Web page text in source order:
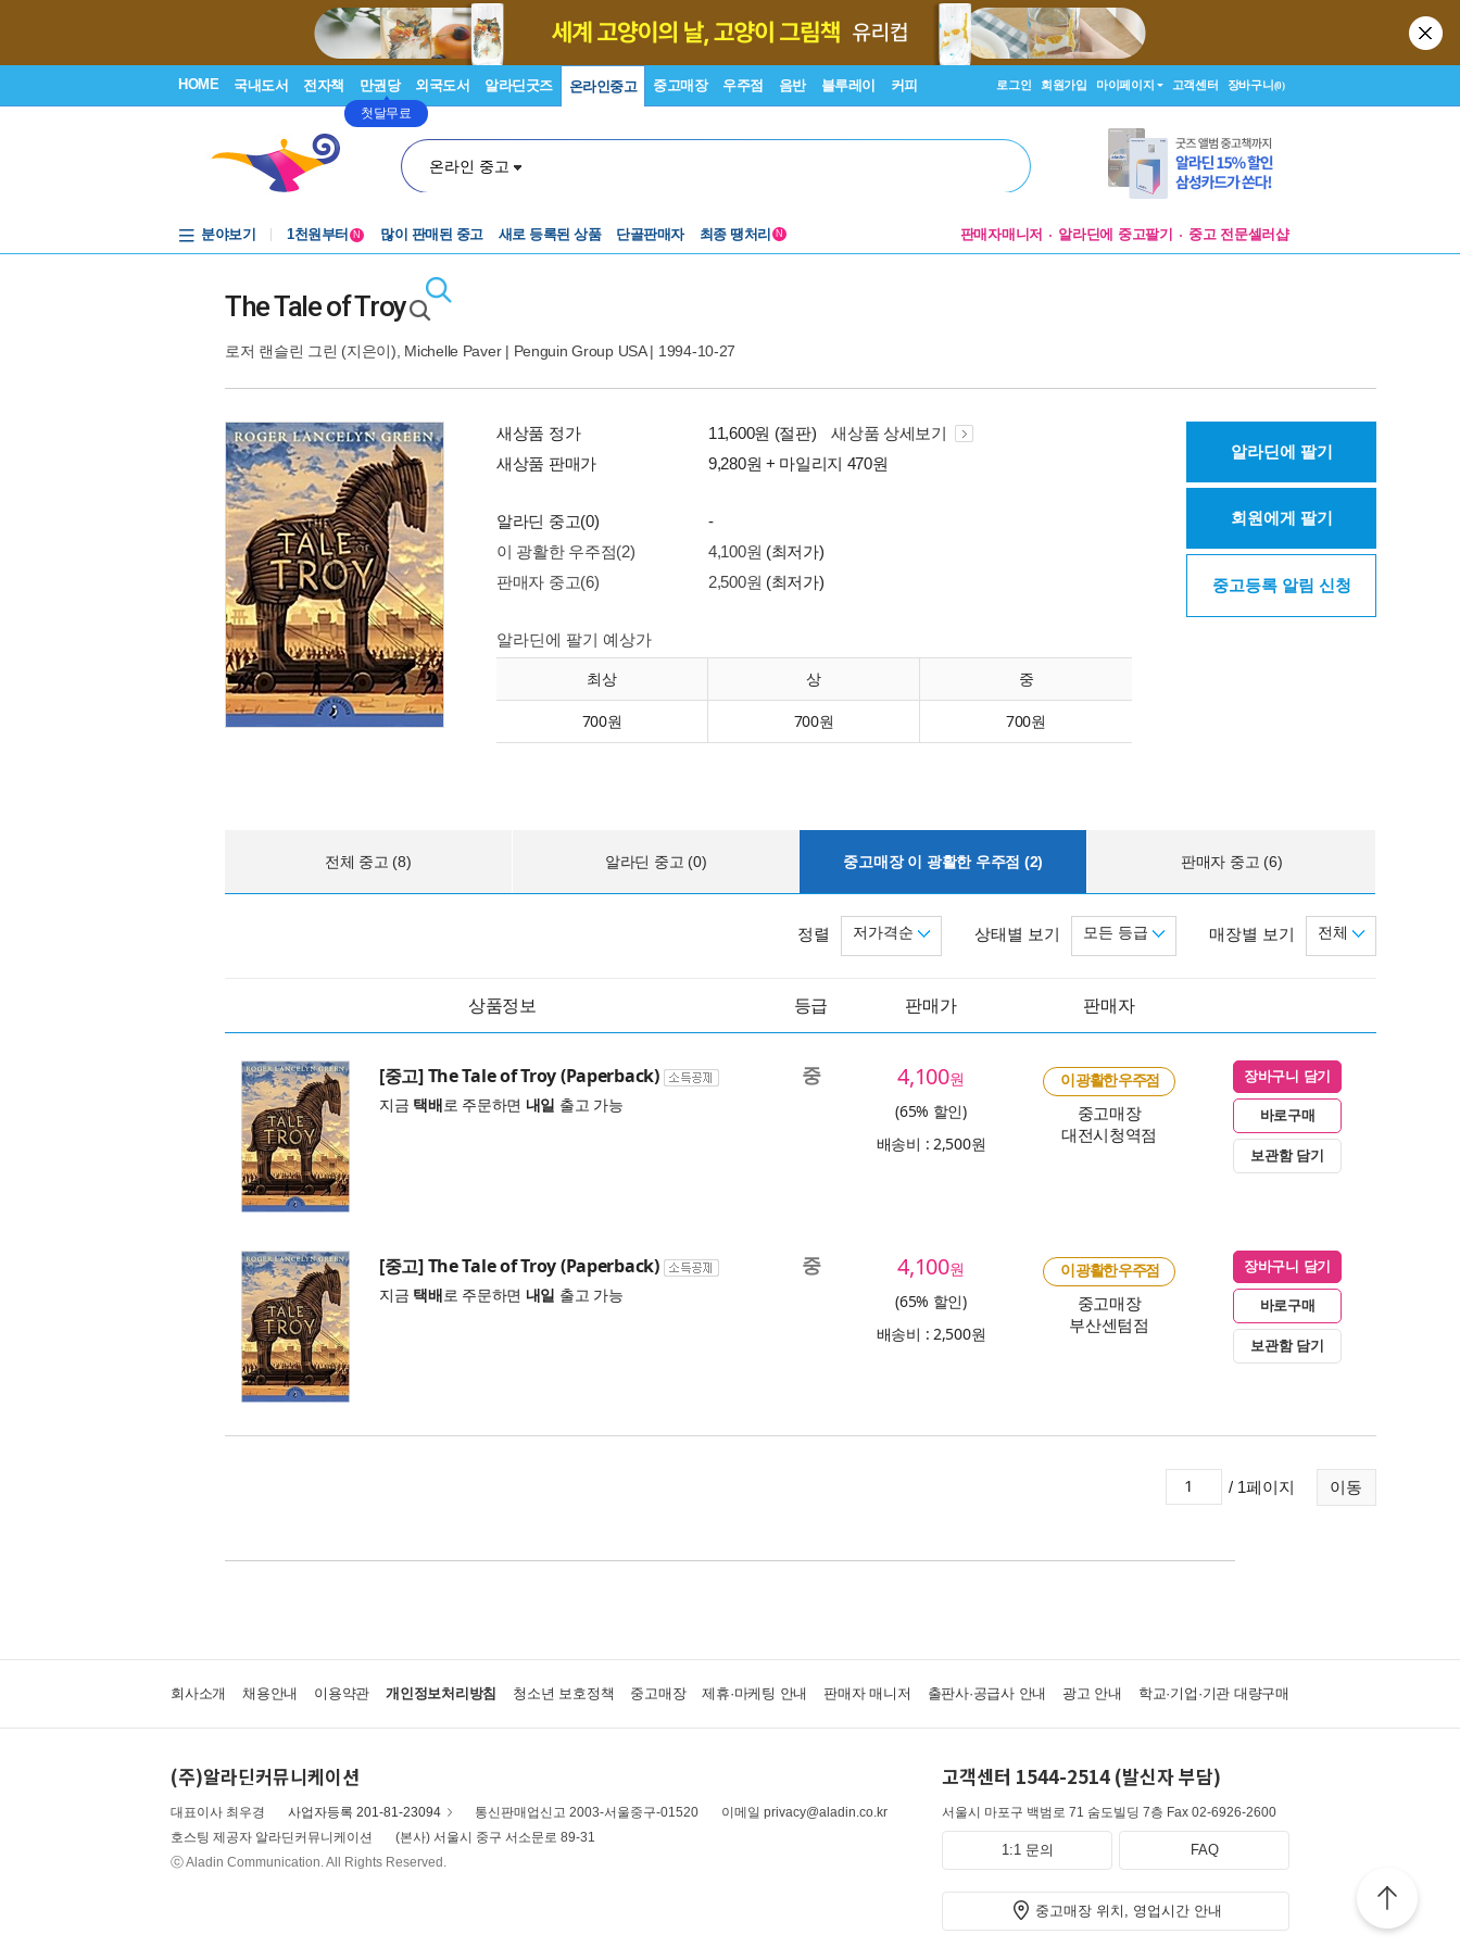
HOME 국내도서 전자책 만권당
첫달무료
외국도서 알라딘굿즈 온라인중고 중고매장 우주점 음반 블루레이 커피 로그인 회원가입 마이페이지 고객센터 장바구니(0)
온라인 중고
분야보기
1천원부터
중고음반
N 많이 판매된 중고 새로 등록된 상품 단골판매자 최종 땡처리 N 판매자매니저 알라딘에 중고팔기 중고 전문셀러샵
The Tale of Troy
로저 랜슬린 그린 (지은이), Michelle Paver| Penguin Group USA| 1994-10-27
새상품 정가 11,600원 (절판)
새상품 상세보기
새상품 판매가
9,280원 + 마일리지 470원
알라딘 중고(0)
-
이 광활한 우주점(2)
4,100원 (최저가)
판매자 중고(6)
2,500원 (최저가)
알라딘에 팔기 예상가
최상 상 중
700원 700원 700원
알라딘에 팔기
회원에게 팔기
중고등록 알림 신청
전체 중고 (8) 알라딘 중고 (0) 중고매장 이 광활한 우주점 (2) 판매자 중고 (6)
매장별 보기 전체
상태별 보기 모든 등급
정렬 저가격순
상품정보 등급 판매가 판매자
[중고] The Tale of Troy (Paperback)
지금 택배로 주문하면 내일 출고 가능
중 4,100원
(65% 할인)
배송비 : 2,500원
이 광활한 우주점
중고매장
대전시청역점
장바구니 담기
바로구매
보관함 담기
[중고] The Tale of Troy (Paperback)
지금 택배로 주문하면 내일 출고 가능
중 4,100원
(65% 할인)
배송비 : 2,500원
이 광활한 우주점
중고매장
부산센텀점
장바구니 담기
바로구매
보관함 담기
이동
/ 1페이지
회사소개 채용안내 이용약관 개인정보처리방침 청소년 보호정책 중고매장 제휴·마케팅 안내 판매자 매니저 출판사·공급사 안내 광고 안내 학교·기업·기관 대량구매
(주)알라딘커뮤니케이션
대표이사 최우경 사업자등록 201-81-23094 통신판매업신고 2003-서울중구-01520
이메일 privacy@aladin.co.kr
호스팅 제공자 알라딘커뮤니케이션
(본사) 서울시 중구 서소문로 89-31
ⓒ Aladin Communication. All Rights Reserved.
고객센터 1544-2514 (발신자 부담)
서울시 마포구 백범로 71 숨도빌딩 7층 Fax 02-6926-2600
1:1 문의 FAQ
중고매장 위치, 영업시간 안내